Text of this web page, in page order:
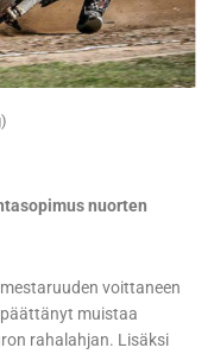
nuorten
voittaneen
muistaa
rahalahjan. Lisäksi